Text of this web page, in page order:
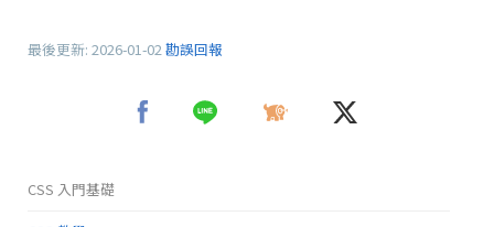
最後更新: 2026-01-02勘誤回報
CSS 入門基礎